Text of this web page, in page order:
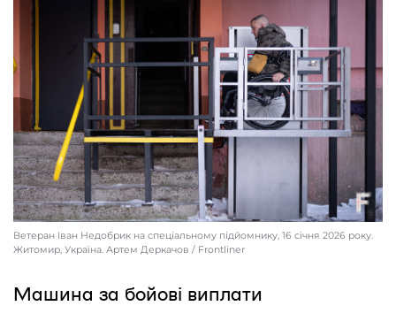
Ветеран Іван Недобрик на спеціальному підйомнику, 16 січня 2026 року.
Житомир, Україна. Артем Деркачов / Frontliner
Машина за бойові виплати